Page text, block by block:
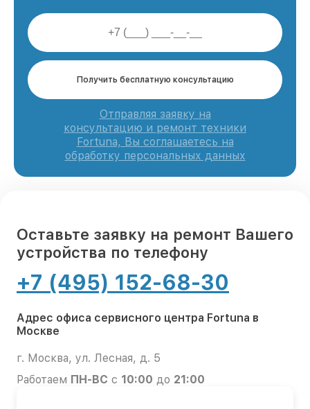
Получить бесплатную консультацию
Отправляя заявку на
консультацию и ремонт техники
Fortuna, Вы соглашаетесь на
обработку персональных данных
Оставьте заявку на ремонт Вашего
устройства по телефону
+7 (495) 152-68-30
Адрес офиса сервисного центра Fortuna в
Москве
г. Москва, ул. Лесная, д. 5
Работаем ПН-ВС с 10:00 до 21:00